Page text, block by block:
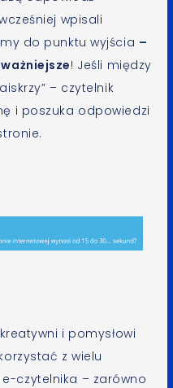
wpisali
do punktu wyjścia –
! Jeśli między
– czytelnik
i poszuka odpowiedzi
i pomysłowi
z wielu
czytelnika – zarówno